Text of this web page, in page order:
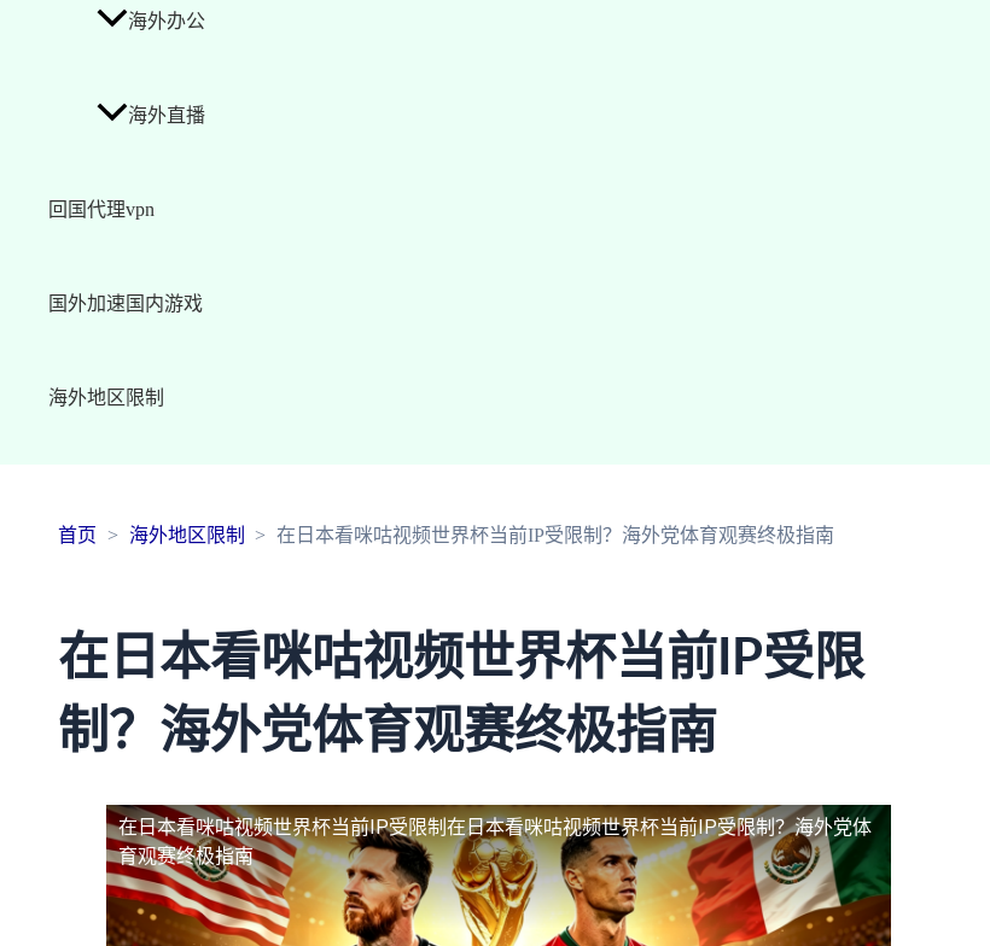
海外办公
海外直播
回国代理vpn
国外加速国内游戏
海外地区限制
首页 海外地区限制 在日本看咪咕视频世界杯当前IP受限制？海外党体育观赛终极指南
在日本看咪咕视频世界杯当前IP受限
制？海外党体育观赛终极指南
在日本看咪咕视频世界杯当前IP受限制在日本看咪咕视频世界杯当前IP受限制？海外党体
育观赛终极指南